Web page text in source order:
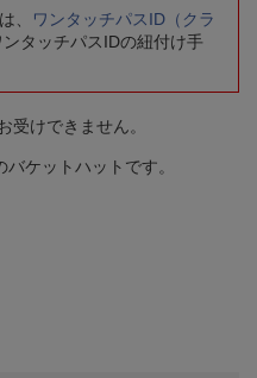
、
ワンタッチパスID（クラ
タッチパスIDの紐付け手
けできません。
ケットハットです。